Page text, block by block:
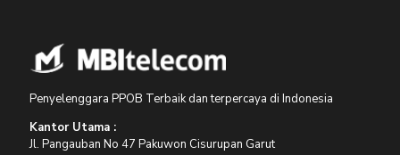
Penyelenggara PPOB Terbaik dan terpercaya di Indonesia
Kantor Utama :
Jl. Pangauban No 47 Pakuwon Cisurupan Garut